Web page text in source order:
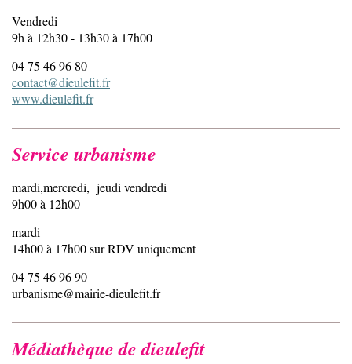
Vendredi
9h à 12h30 - 13h30 à 17h00
04 75 46 96 80
contact@dieulefit.fr
www.dieulefit.fr
Service urbanisme
mardi,mercredi, jeudi vendredi
9h00 à 12h00
mardi
14h00 à 17h00 sur RDV uniquement
04 75 46 96 90
urbanisme@mairie-dieulefit.fr
Médiathèque de dieulefit